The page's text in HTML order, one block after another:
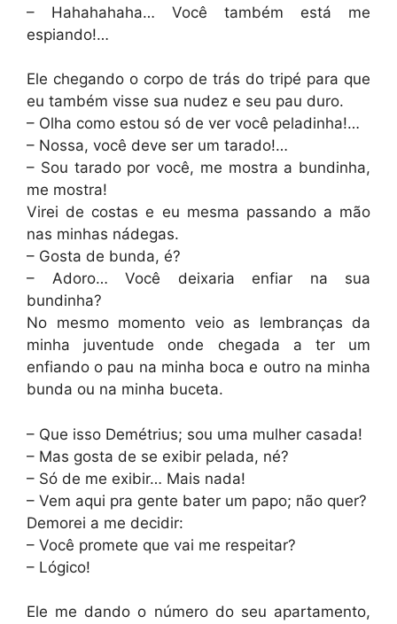
– Hahahahaha… Você também está me
espiando!…
Ele chegando o corpo de trás do tripé para que
eu também visse sua nudez e seu pau duro.
– Olha como estou só de ver você peladinha!…
– Nossa, você deve ser um tarado!…
– Sou tarado por você, me mostra a bundinha,
me mostra!
Virei de costas e eu mesma passando a mão
nas minhas nádegas.
– Gosta de bunda, é?
– Adoro… Você deixaria enfiar na sua
bundinha?
No mesmo momento veio as lembranças da
minha juventude onde chegada a ter um
enfiando o pau na minha boca e outro na minha
bunda ou na minha buceta.
– Que isso Demétrius; sou uma mulher casada!
– Mas gosta de se exibir pelada, né?
– Só de me exibir… Mais nada!
– Vem aqui pra gente bater um papo; não quer?
Demorei a me decidir:
– Você promete que vai me respeitar?
– Lógico!
Ele me dando o número do seu apartamento,